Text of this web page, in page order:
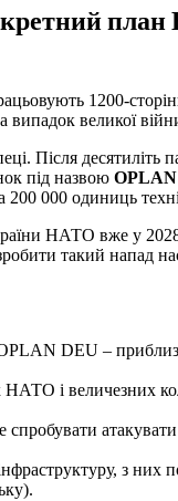
1200-
великої
Після десятиліть
під назвою OPLAN
000 одиниць
НАТО вже у
такий напад
DEU –
і величезних
спробувати
з них